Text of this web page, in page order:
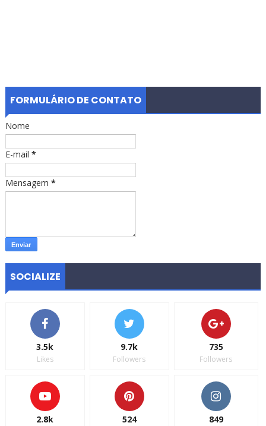
FORMULÁRIO DE CONTATO
Nome
E-mail *
Mensagem *
SOCIALIZE
3.5k
Likes
9.7k
Followers
735
Followers
2.8k 524 849